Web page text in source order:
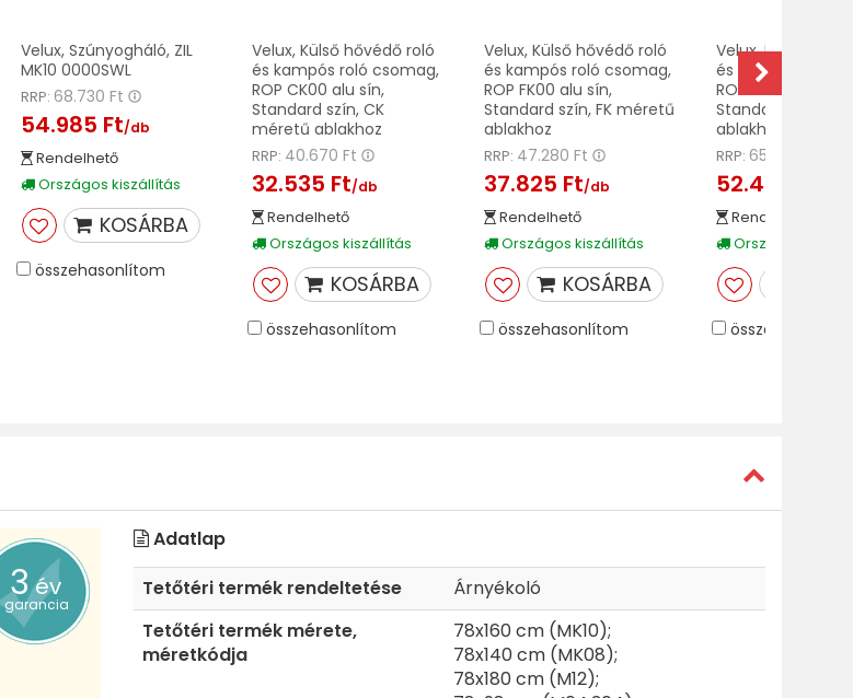
Velux, Szúnyogháló, ZIL
MK10 0000SWL
RRP: 68.730 Ft
54.985 Ft/db
Rendelhető
Országos kiszállítás
KOSÁRBA
összehasonlítom
Velux, Külső hővédő roló
és kampós roló csomag,
ROP CK00 alu sín,
Standard szín, CK
méretű ablakhoz
RRP: 40.670 Ft
32.535 Ft/db
Rendelhető
Országos kiszállítás
KOSÁRBA
összehasonlítom
Velux, Külső hővédő roló
és kampós roló csomag,
ROP FK00 alu sín,
Standard szín, FK méretű
ablakhoz
RRP: 47.280 Ft
37.825 Ft/db
Rendelhető
Országos kiszállítás
KOSÁRBA
összehasonlítom
Velux, Külső
és kampós roló
ROP SK00 alu sín,
Standard szín,
ablakhoz
RRP: 65.580 Ft
52.465 Ft
Rendelhető
Országos
3év
garancia
Adatlap
Tetőtéri termék rendeltetése
Árnyékoló
Tetőtéri termék mérete,
méretkódja
78x160 cm (MK10);
78x140 cm (MK08);
78x180 cm (M12);